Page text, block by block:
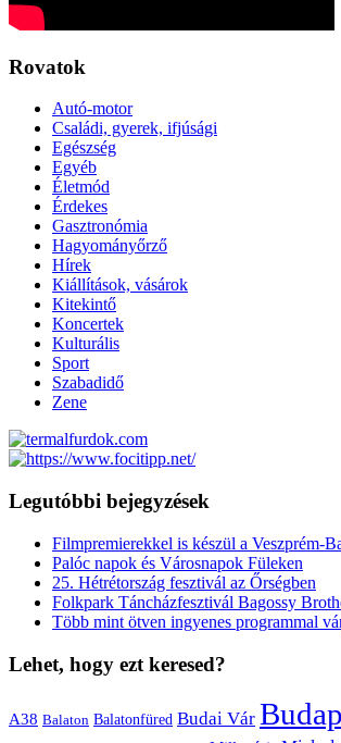
Rovatok
Autó-motor
Családi, gyerek, ifjúsági
Egészség
Egyéb
Életmód
Érdekes
Gasztronómia
Hagyományőrző
Hírek
Kiállítások, vásárok
Kitekintő
Koncertek
Kulturális
Sport
Szabadidő
Zene
Legutóbbi bejegyzések
Filmpremierekkel is készül a Veszprém-
Palóc napok és Városnapok Füleken
25. Hétrétország fesztivál az Őrségben
Folkpark Táncházfesztivál Bagossy
Több mint ötven ingyenes programmal
Lehet, hogy ezt keresed?
A38 Balaton Balatonfüred Budai Vár